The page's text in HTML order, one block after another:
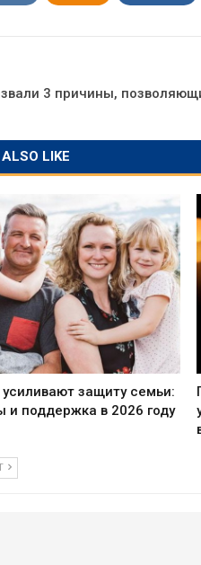
3 причины,
LIKE
защиту семьи:
и поддержка в 2026 году